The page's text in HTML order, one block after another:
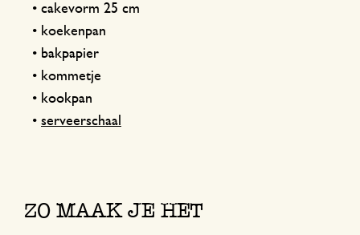
• cakevorm 25 cm
• koekenpan
• bakpapier
• kommetje
• kookpan
• serveerschaal
ZO MAAK JE HET